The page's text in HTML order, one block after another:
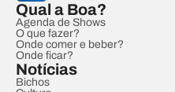
Qual a Boa?
Agenda de Shows
O que fazer?
Onde comer e beber?
Onde ficar?
Notícias
Bichos